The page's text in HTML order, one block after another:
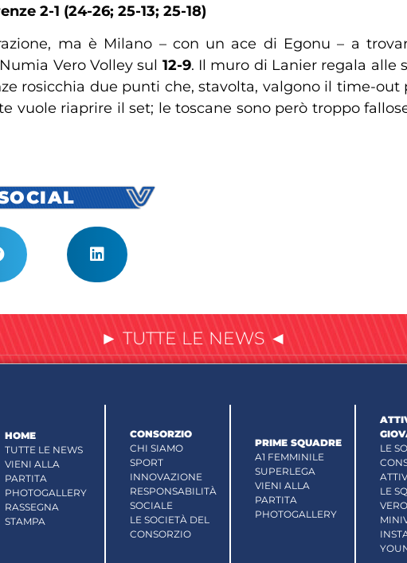
2-1 (24-26; 25-13; 25-18)
ma è Milano – con un ace di Egonu – a
Vero Volley sul 12-9. Il muro di Lanier regala alle
rosicchia due punti che, stavolta, valgono il time-
vuole riaprire il set; le toscane sono però troppo
► TUTTE LE NEWS ◄
HOME
TUTTE LE NEWS
VIENI ALLA
PARTITA
PHOTOGALLERY
RASSEGNA
STAMPA
CONSORZIO
CHI SIAMO
SPORT
INNOVAZIONE
RESPONSABILITÀ
SOCIALE
LE SOCIETÀ DEL
CONSORZIO
PRIME SQUADRE
A1 FEMMINILE
SUPERLEGA
VIENI ALLA
PARTITA
PHOTOGALLERY
LE
LE